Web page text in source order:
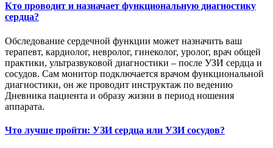
Кто проводит и назначает функциональную диагностику
сердца?
Обследование сердечной функции может назначить ваш
терапевт, кардиолог, невролог, гинеколог, уролог, врач общей
практики, ультразвуковой диагностики – после УЗИ сердца и
сосудов. Сам монитор подключается врачом функциональной
диагностики, он же проводит инструктаж по ведению
Дневника пациента и образу жизни в период ношения
аппарата.
Что лучше пройти: УЗИ сердца или УЗИ сосудов?